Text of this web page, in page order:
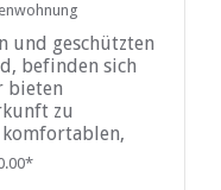
und geschützten
befinden sich
bieten
zu
sind für